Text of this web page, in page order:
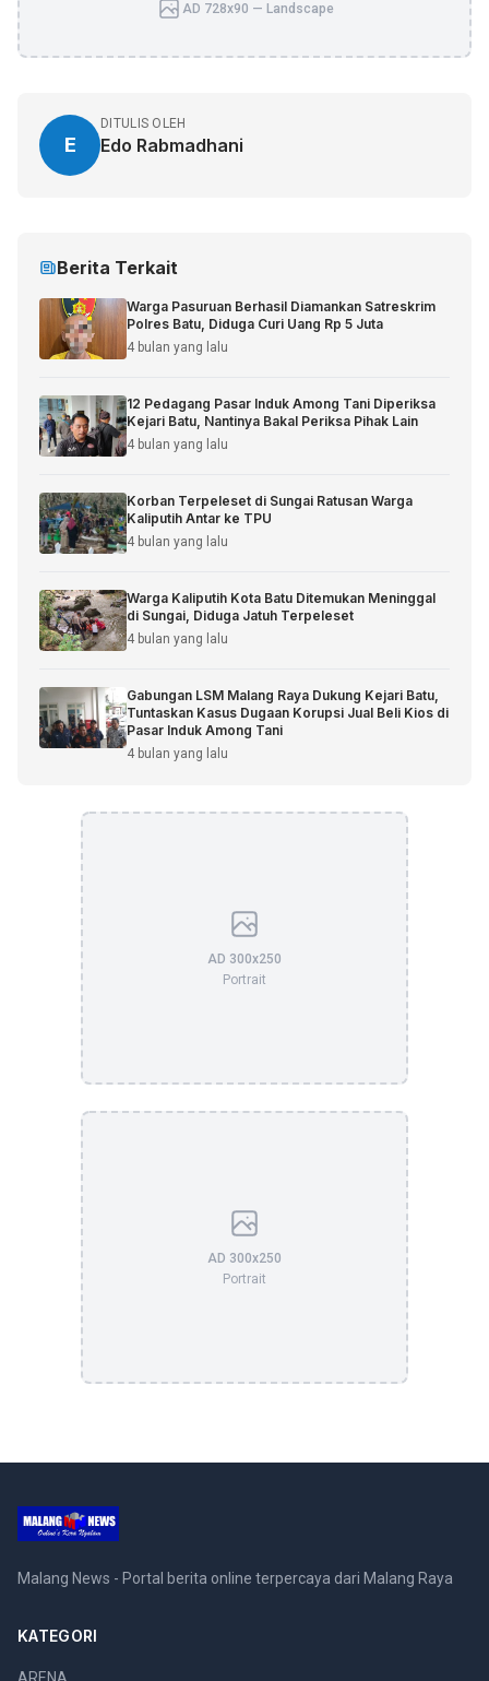
AD 728x90 — Landscape
E
DITULIS OLEH
Edo Rabmadhani
Berita Terkait
Warga Pasuruan Berhasil Diamankan Satreskrim
Polres Batu, Diduga Curi Uang Rp 5 Juta
4 bulan yang lalu
12 Pedagang Pasar Induk Among Tani Diperiksa
Kejari Batu, Nantinya Bakal Periksa Pihak Lain
4 bulan yang lalu
Korban Terpeleset di Sungai Ratusan Warga
Kaliputih Antar ke TPU
4 bulan yang lalu
Warga Kaliputih Kota Batu Ditemukan Meninggal
di Sungai, Diduga Jatuh Terpeleset
4 bulan yang lalu
Gabungan LSM Malang Raya Dukung Kejari Batu,
Tuntaskan Kasus Dugaan Korupsi Jual Beli Kios di
Pasar Induk Among Tani
4 bulan yang lalu
AD 300x250
Portrait
AD 300x250
Portrait
Malang News - Portal berita online terpercaya dari Malang Raya
KATEGORI